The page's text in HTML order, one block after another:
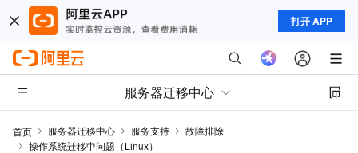
打开 APP
服务器迁移中心
首页 服务器迁移中心 服务支持
故障排除
操作系统迁移中问题（Linux）